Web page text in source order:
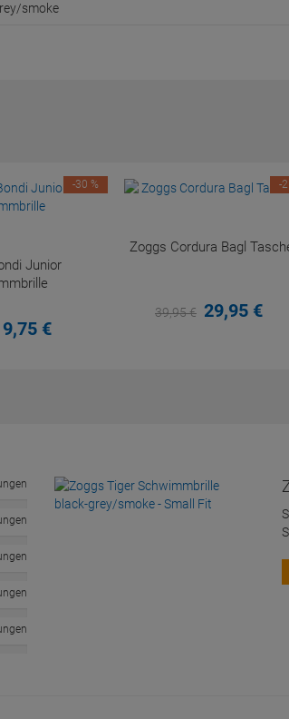
smoke
Junior
9,75 €
-30 %
Zoggs Cordura Bagl
39,95€ 29,95 €
-